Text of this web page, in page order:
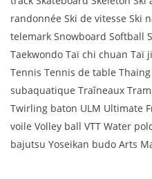
randonnée Ski de vitesse Ski
telemark Snowboard Softball
Taekwondo Taï chi chuan Taï
Tennis Tennis de table
subaquatique Traîneaux
Twirling baton ULM Ultimate
voile Volley ball VTT Water
bajutsu Yoseikan budo Arts